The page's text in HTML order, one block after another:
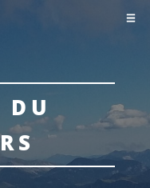
DU